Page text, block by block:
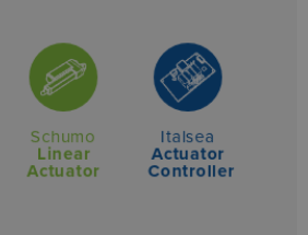
Schumo
Linear
Actuator
Italsea
Actuator
Controller